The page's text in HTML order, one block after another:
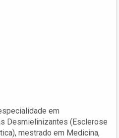
em
Desmielinizantes (Esclerose
mestrado em Medicina,